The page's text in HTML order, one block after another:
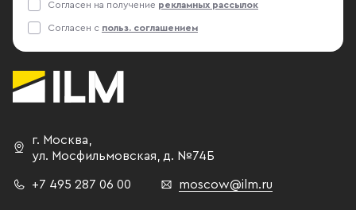
Согласен на получение рекламных рассылок
Согласен с польз. соглашением
г. Москва
ул. Мосфильмовская,
д. №74Б
+7 495 287 06 00 moscow@ilm.ru